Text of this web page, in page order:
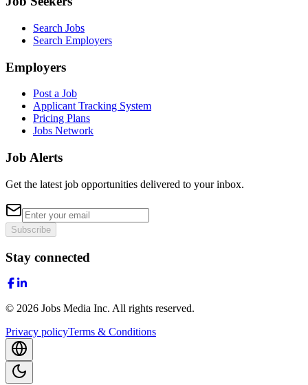
Search Jobs
Search Employers
Employers
Post a Job
Applicant Tracking System
Pricing Plans
Jobs Network
Job Alerts
Get the latest job opportunities delivered to your inbox.
Subscribe
Stay connected
© 2026 Jobs Media Inc. All rights reserved.
Privacy policyTerms & Conditions